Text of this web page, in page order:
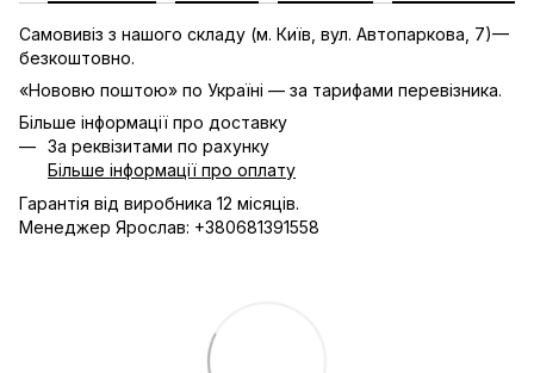
Самовивіз з нашого складу (м. Київ, вул. Автопаркова, 7)—
безкоштовно.
«Нововю поштою» по Україні — за тарифами перевізника.
Більше інформації про доставку
За реквізитами по рахунку
Більше інформації про оплату
Гарантія від виробника 12 місяців.
Менеджер Ярослав: +380681391558